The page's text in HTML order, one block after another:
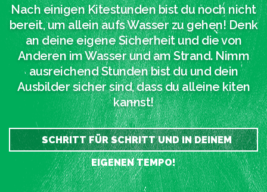
Nach einigen Kitestunden bist du noch nicht
bereit, um allein aufs Wasser zu gehen! Denk
an deine eigene Sicherheit und die von
Anderen im Wasser und am Strand. Nimm
ausreichend Stunden bist du und dein
Ausbilder sicher sind, dass du alleine kiten
kannst!
SCHRITT FÜR SCHRITT UND IN DEINEM
EIGENEN TEMPO!